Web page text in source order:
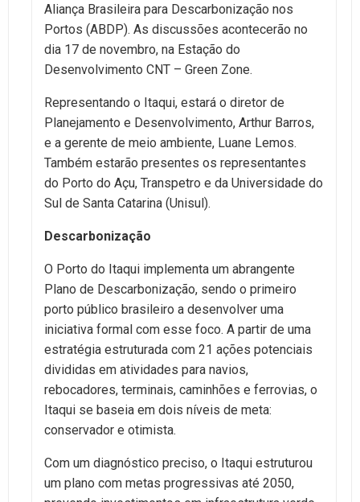
Aliança Brasileira para Descarbonização nos
Portos (ABDP). As discussões acontecerão no
dia 17 de novembro, na Estação do
Desenvolvimento CNT – Green Zone.
Representando o Itaqui, estará o diretor de
Planejamento e Desenvolvimento, Arthur Barros,
e a gerente de meio ambiente, Luane Lemos.
Também estarão presentes os representantes
do Porto do Açu, Transpetro e da Universidade do
Sul de Santa Catarina (Unisul).
Descarbonização
O Porto do Itaqui implementa um abrangente
Plano de Descarbonização, sendo o primeiro
porto público brasileiro a desenvolver uma
iniciativa formal com esse foco. A partir de uma
estratégia estruturada com 21 ações potenciais
divididas em atividades para navios,
rebocadores, terminais, caminhões e ferrovias, o
Itaqui se baseia em dois níveis de meta:
conservador e otimista.
Com um diagnóstico preciso, o Itaqui estruturou
um plano com metas progressivas até 2050,